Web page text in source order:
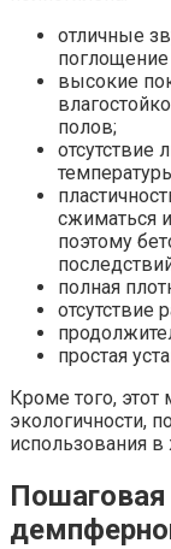
отличные
высокие
полов;
отсутствие
сжиматься
поэтому
полная
отсутствие
простая
Кроме того, этот
экологичности,
использования